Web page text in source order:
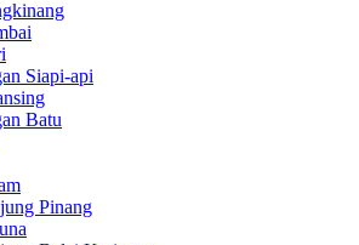
Siapi-api
Batu
Pinang